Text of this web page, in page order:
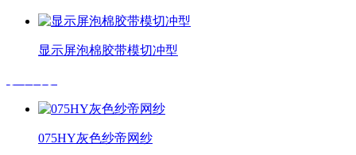
显示屏泡棉胶带模切冲型
075HY灰色纱帝网纱